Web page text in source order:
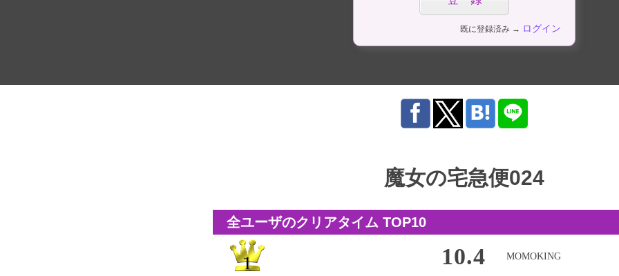
既に登録済み → ログイン
魔女の宅急便024
全ユーザのクリアタイム TOP10
10.4 MOMOKING